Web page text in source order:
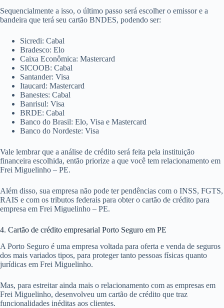
Sequencialmente a isso, o último passo será escolher o emissor e a
bandeira que terá seu cartão BNDES, podendo ser:
Sicredi: Cabal
Bradesco: Elo
Caixa Econômica: Mastercard
SICOOB: Cabal
Santander: Visa
Itaucard: Mastercard
Banestes: Cabal
Banrisul: Visa
BRDE: Cabal
Banco do Brasil: Elo, Visa e Mastercard
Banco do Nordeste: Visa
Vale lembrar que a análise de crédito será feita pela instituição
financeira escolhida, então priorize a que você tem relacionamento em
Frei Miguelinho – PE.
Além disso, sua empresa não pode ter pendências com o INSS, FGTS,
RAIS e com os tributos federais para obter o cartão de crédito para
empresa em Frei Miguelinho – PE.
4. Cartão de crédito empresarial Porto Seguro em PE
A Porto Seguro é uma empresa voltada para oferta e venda de seguros
dos mais variados tipos, para proteger tanto pessoas físicas quanto
jurídicas em Frei Miguelinho.
Mas, para estreitar ainda mais o relacionamento com as empresas em
Frei Miguelinho, desenvolveu um cartão de crédito que traz
funcionalidades inéditas aos clientes.